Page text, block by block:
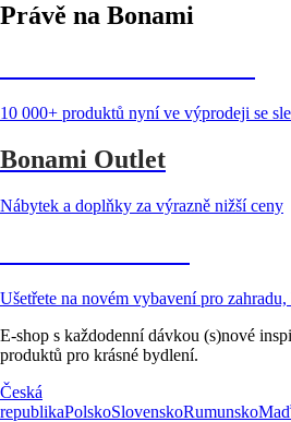
Právě na Bonami
10 000+ produktů nyní ve výprodeji se
Bonami Outlet
Nábytek a doplňky za výrazně nižší ceny
Ušetřete na novém vybavení pro
E-shop s každodenní dávkou (s)nové
produktů pro krásné bydlení.
Česká
republikaPolskoSlovenskoRumunsko